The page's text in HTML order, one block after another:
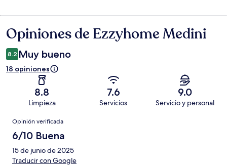
Opiniones
Opiniones de Ezzyhome Medini
8.2 Muy bueno
18 opiniones
8.8
Limpieza
7.6
Servicios
9.0
Servicio y personal
Opiniones
Opinión verificada
6/10 Buena
15 de junio de 2025
Traducir con Google